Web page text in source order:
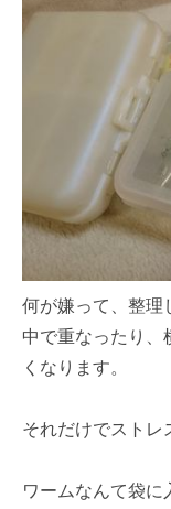
何が嫌って、整理
中で重なったり、
くなります。
それだけでストレ
ワームなんて袋